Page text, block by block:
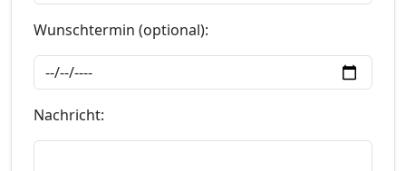
Wunschtermin (optional):
Nachricht: